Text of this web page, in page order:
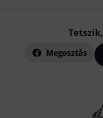
Megosztás